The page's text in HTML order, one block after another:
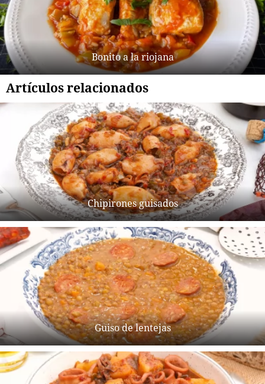
Bonito a la riojana
Artículos relacionados
Chipirones guisados
Guiso de lentejas